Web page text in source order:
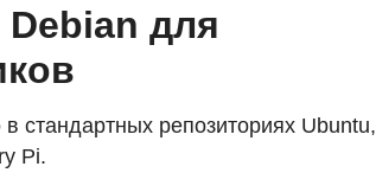
для
стандартных репозиториях Ubuntu,
Pi.